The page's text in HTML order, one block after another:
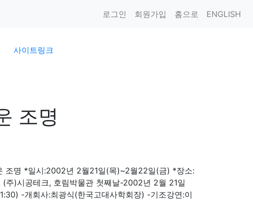
로그인 회원가입 홈으로 ENGLISH
사이트링크
조명
조명 *일시:2002년 2월21일(목)~2월22일(금) *장소:
주)시공테크, 호림박물관 첫째날-2002년 2월 21일
-개회사:최광식(한국고대사학회장) -기조강연:이